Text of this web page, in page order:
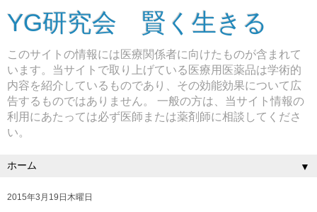
YG研究会 賢く生きる
このサイトの情報には医療関係者に向けたものが含まれて
います。当サイトで取り上げている医療用医薬品は学術的
内容を紹介しているものであり、その効能効果について広
告するものではありません。 一般の方は、当サイト情報の
利用にあたっては必ず医師または薬剤師に相談してくださ
い。
▼
2015年3月19日木曜日